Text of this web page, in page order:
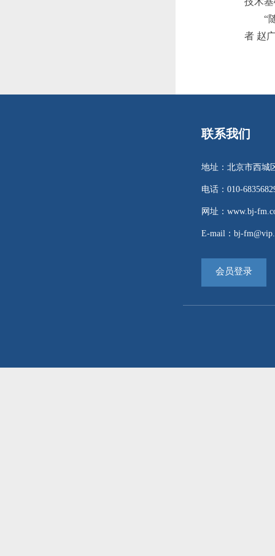
“随
者 赵
联系我们
地址：北京市西城
电话：010-
网址：www.bj-
E-mail：bj-
会员登录